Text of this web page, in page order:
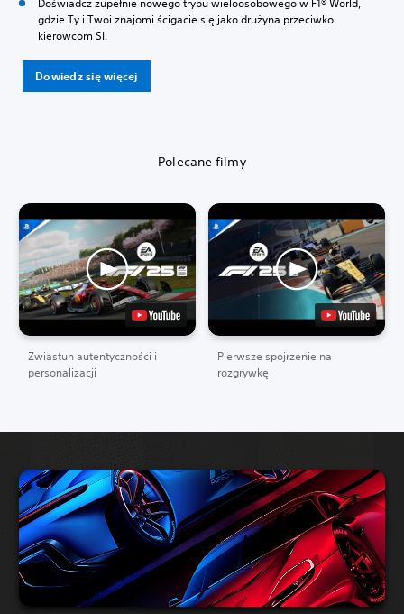
gdzie Ty i Twoi znajomi ścigacie się jako drużyna przeciwko
kierowcom SI.
Dowiedz się więcej
Polecane filmy
Zwiastun autentyczności i
personalizacji
Pierwsze spojrzenie na
rozgrywkę